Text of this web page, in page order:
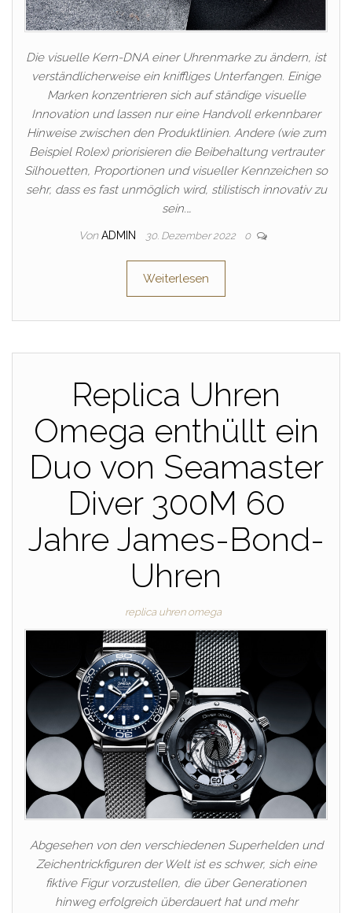
Die visuelle Kern-DNA einer Uhrenmarke zu ändern, ist
verständlicherweise ein kniffliges Unterfangen. Einige
Marken konzentrieren sich auf ständige visuelle
Innovation und lassen nur eine Handvoll erkennbarer
Hinweise zwischen den Produktlinien. Andere (wie zum
Beispiel Rolex) priorisieren die Beibehaltung vertrauter
Silhouetten, Proportionen und visueller Kennzeichen so
sehr, dass es fast unmöglich wird, stilistisch innovativ zu
sein.…
Von ADMIN 30. Dezember 2022 0
Weiterlesen
Replica Uhren
Omega enthüllt ein
Duo von Seamaster
Diver 300M 60
Jahre James-Bond-
Uhren
replica uhren omega
Abgesehen von den verschiedenen Superhelden und
Zeichentrickfiguren der Welt ist es schwer, sich eine
fiktive Figur vorzustellen, die über Generationen
hinweg erfolgreich überdauert hat und mehr